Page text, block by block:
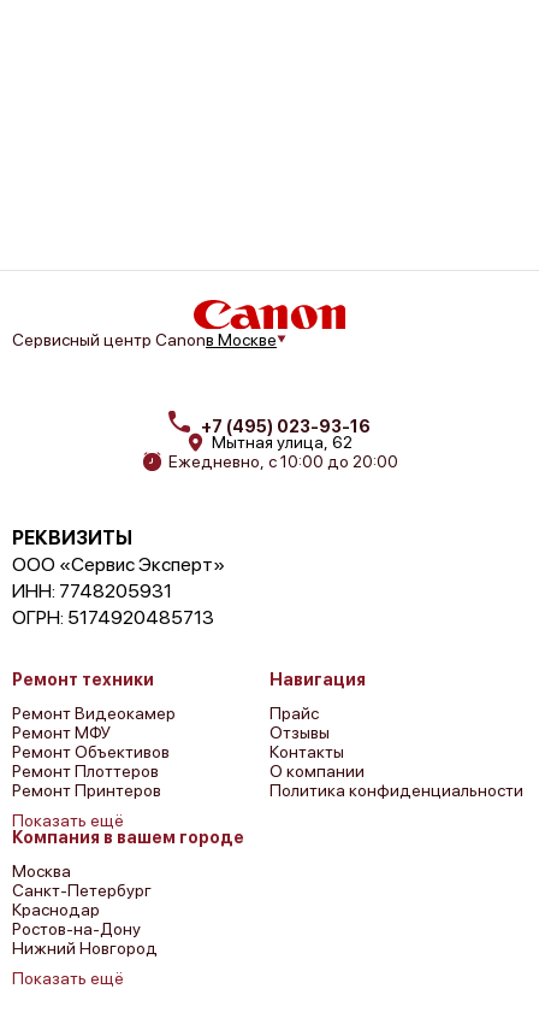
Canon imagePROGRAF IPF820
Canon imagePROGRAF iPF8100
Сервисный центр Canonв Москве
+7 (495) 023-93-16
Мытная улица, 62
Ежедневно, с 10:00 до 20:00
РЕКВИЗИТЫ
ООО «Сервис Эксперт»
ИНН: 7748205931
ОГРН: 5174920485713
Ремонт техники
Ремонт Видеокамер
Ремонт МФУ
Ремонт Объективов
Ремонт Плоттеров
Ремонт Принтеров
Показать ещё
Компания в вашем городе
Москва
Санкт-Петербург
Краснодар
Ростов-на-Дону
Нижний Новгород
Показать ещё
Навигация
Прайс
Отзывы
Контакты
О компании
Политика конфиденциальности